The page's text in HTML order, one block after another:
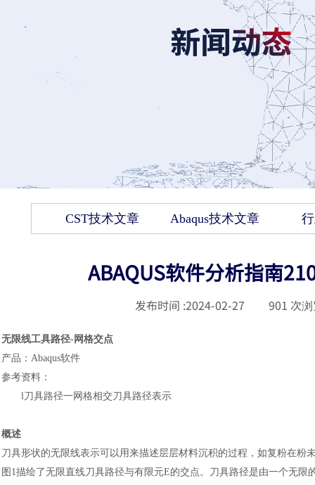
CST技术文章 Abaqus技术文章
ABAQUS软件分析指南
发布时间 :2024-02-27 901 次
无限线工具路径-网格交点
产品 ： Abaqus软件
参考资料 ：
l刀具路径一网格相交刀具路径表示
概述
刀具形状的无限线表示可以用来描述层层材料沉积的过程，如复粉在粉
图 1描绘了无限直线刀具路径与有限元E的交点。刀具路径是由一个无